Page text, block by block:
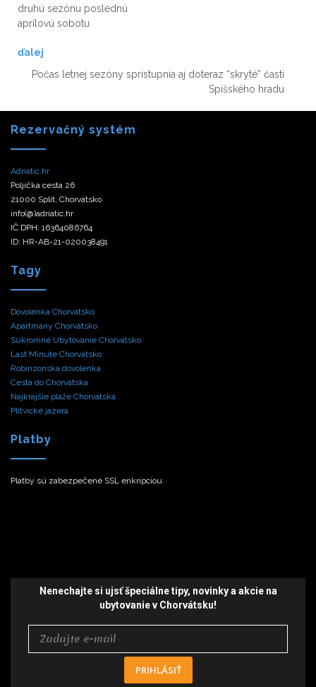
druhú sezónu poslednú
aprílovú sobotu
ďalej
Počas letnej sezóny sprístupnia aj doteraz “skryté” časti
Spišského hradu
Rezervačný systém
Adriatic.hr
Poljička cesta 26
21000 Split, Chorvátsko
info(@)adriatic.hr
IČ DPH: 16364086764
ID: HR-AB-21-020038491
Tagy
Dovolenka Chorvátsko
Apartmány Chorvátsko
Súkromné Ubytovanie Chorvátsko
Last Minute Chorvátsko
Robinzonská dovolenka
Cesta do Chorvátska
Najkrajšie pláže Chorvátska
Plitvické jazerá
Platby
Platby sú zabezpečené SSL enkripciou.
Nenechajte si ujsť špeciálne tipy, novinky a akcie na
ubytovanie v Chorvátsku!
PRIHLÁSIŤ